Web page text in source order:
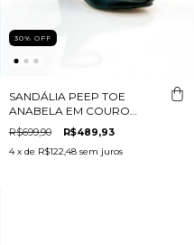
30% OFF
SANDÁLIA PEEP TOE
ANABELA EM COURO
PRETO
R$699,90 R$489,93
4 x de R$122,48 sem juros